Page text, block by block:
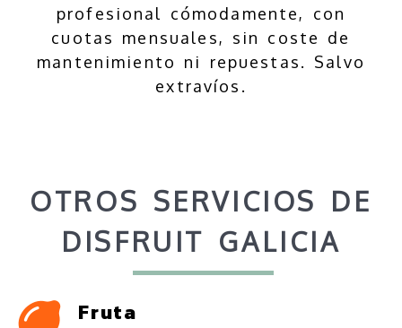
profesional cómodamente, con
cuotas mensuales, sin coste de
mantenimiento ni repuestas. Salvo
extravíos.
OTROS SERVICIOS DE
DISFRUIT GALICIA
Fruta